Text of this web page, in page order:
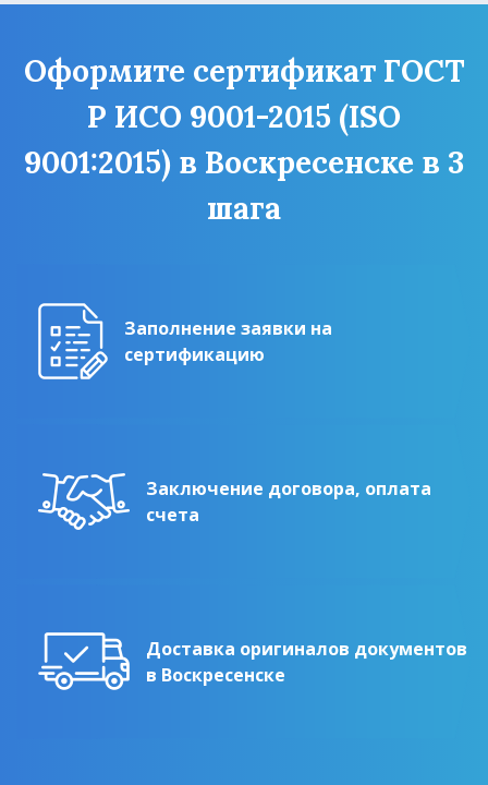
Оформите сертификат ГОСТ
Р ИСО 9001-2015 (ISO
9001:2015) в Воскресенске в 3
шага
Заполнение заявки на
сертификацию
Заключение договора, оплата
счета
Доставка оригиналов документов
в Воскресенске